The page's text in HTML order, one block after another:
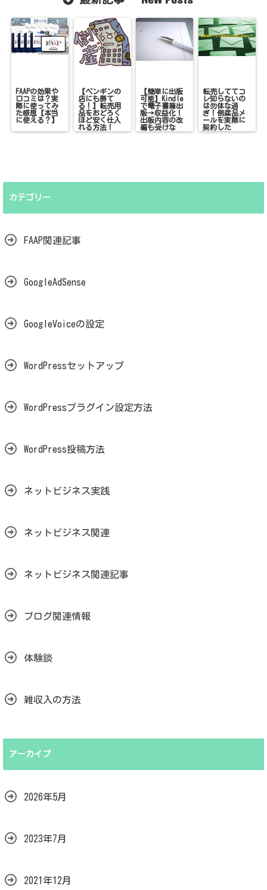
FAAPの効果や
口コミは？実
際に使ってみ
た感想【本当
に使える？】
【ペンギンの
店にも勝て
る！】転売用
品をおどろく
ほど安く仕入
れる方法！
【簡単に出版
可能】Kindle
で電子書籍出
版→収益化！
出版内容の改
編も受けな
い！
転売しててコ
レ知らないの
は勿体な過
ぎ！倒産品メ
ールを実際に
契約した
ら！？
カテゴリー
FAAP関連記事
GoogleAdSense
GoogleVoiceの設定
WordPressセットアップ
WordPressプラグイン設定方法
WordPress投稿方法
ネットビジネス実践
ネットビジネス関連
ネットビジネス関連記事
ブログ関連情報
体験談
雑収入の方法
アーカイブ
2026年5月
2023年7月
2021年12月